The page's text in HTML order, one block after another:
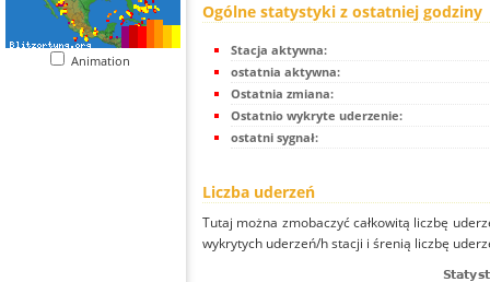
Animation
Ogólne statystyki z ostatniej godziny
Stacja aktywna:
ostatnia aktywna:
Ostatnia zmiana:
Ostatnio wykryte uderzenie:
ostatni sygnał:
Liczba uderzeń
Tutaj można zmobaczyć całkowitą liczbę
wykrytych uderzeń/h stacji i śrenią liczbę